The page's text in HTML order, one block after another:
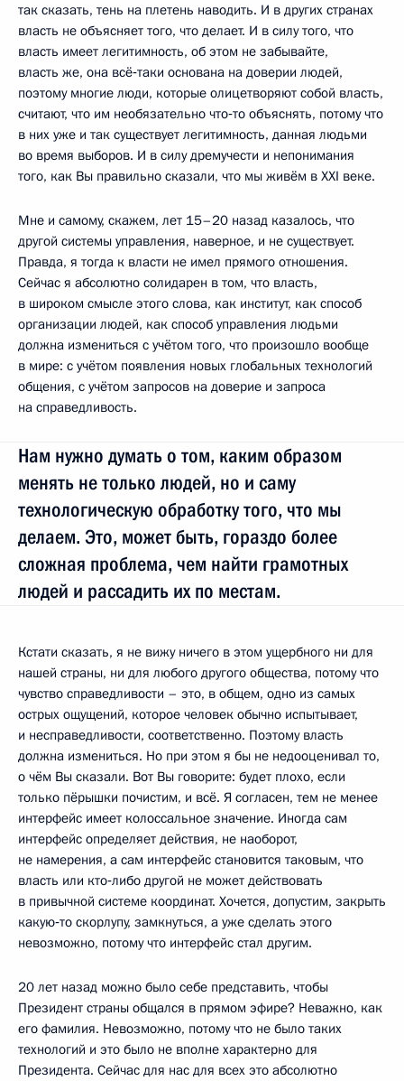
так сказать, тень на плетень наводить. И в других странах
власть не объясняет того, что делает. И в силу того, что
власть имеет легитимность, об этом не забывайте,
власть же, она всё‑таки основана на доверии людей,
поэтому многие люди, которые олицетворяют собой власть,
считают, что им необязательно что‑то объяснять, потому что
в них уже и так существует легитимность, данная людьми
во время выборов. И в силу дремучести и непонимания
того, как Вы правильно сказали, что мы живём в XXI веке.
Мне и самому, скажем, лет 15–20 назад казалось, что
другой системы управления, наверное, и не существует.
Правда, я тогда к власти не имел прямого отношения.
Сейчас я абсолютно солидарен в том, что власть,
в широком смысле этого слова, как институт, как способ
организации людей, как способ управления людьми
должна измениться с учётом того, что произошло вообще
в мире: с учётом появления новых глобальных технологий
общения, с учётом запросов на доверие и запроса
на справедливость.
Нам нужно думать о том, каким образом
менять не только людей, но и саму
технологическую обработку того, что мы
делаем. Это, может быть, гораздо более
сложная проблема, чем найти грамотных
людей и рассадить их по местам.
Кстати сказать, я не вижу ничего в этом ущербного ни для
нашей страны, ни для любого другого общества, потому что
чувство справедливости – это, в общем, одно из самых
острых ощущений, которое человек обычно испытывает,
и несправедливости, соответственно. Поэтому власть
должна измениться. Но при этом я бы не недооценивал то,
о чём Вы сказали. Вот Вы говорите: будет плохо, если
только пёрышки почистим, и всё. Я согласен, тем не менее
интерфейс имеет колоссальное значение. Иногда сам
интерфейс определяет действия, не наоборот,
не намерения, а сам интерфейс становится таковым, что
власть или кто‑либо другой не может действовать
в привычной системе координат. Хочется, допустим, закрыть
какую‑то скорлупу, замкнуться, а уже сделать этого
невозможно, потому что интерфейс стал другим.
20 лет назад можно было себе представить, чтобы
Президент страны общался в прямом эфире? Неважно, как
его фамилия. Невозможно, потому что не было таких
технологий и это было не вполне характерно для
Президента. Сейчас для нас для всех это абсолютно